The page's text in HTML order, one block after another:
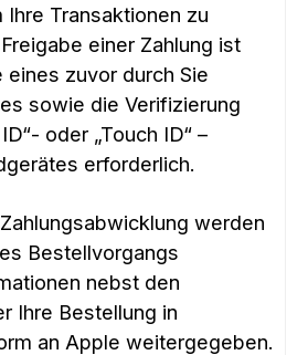
Transaktionen zu
einer Zahlung ist
zuvor durch Sie
sowie die Verifizierung
oder „Touch ID“ –
erforderlich.
werden
Bestellvorgangs
nebst den
Ihre Bestellung in
an Apple weitergegeben.